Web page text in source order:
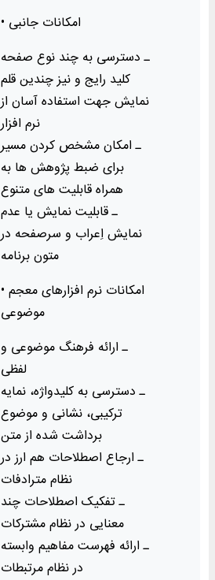
• امکانات جانبی
ـ دسترسی به چند نوع صفحه‌
کلید رایج و نیز چندین قلم
نمایش جهت استفاده آسان از
نرم‌ افزار
ـ امکان مشخص کردن مسیر
برای ضبط پژوهش‌ ها به
همراه قابلیت‌ های متنوع
ـ قابلیت نمایش یا عدم
نمایش اِعراب و سرصفحه در
متون برنامه
• امکانات نرم افزارهای معجم
موضوعی
ـ ارائه فرهنگ موضوعی و
لفظی
ـ دسترسی به کلیدواژه، نمایه
ترکیبی، نشانی و موضوع
برداشت شده از متن
ـ ارجاع اصطلاحات هم ارز در
نظام مترادفات
ـ تفکیک اصطلاحات چند
معنایی در نظام مشترکات
ـ ارائه فهرست مفاهیم وابسته
در نظام مرتبطات